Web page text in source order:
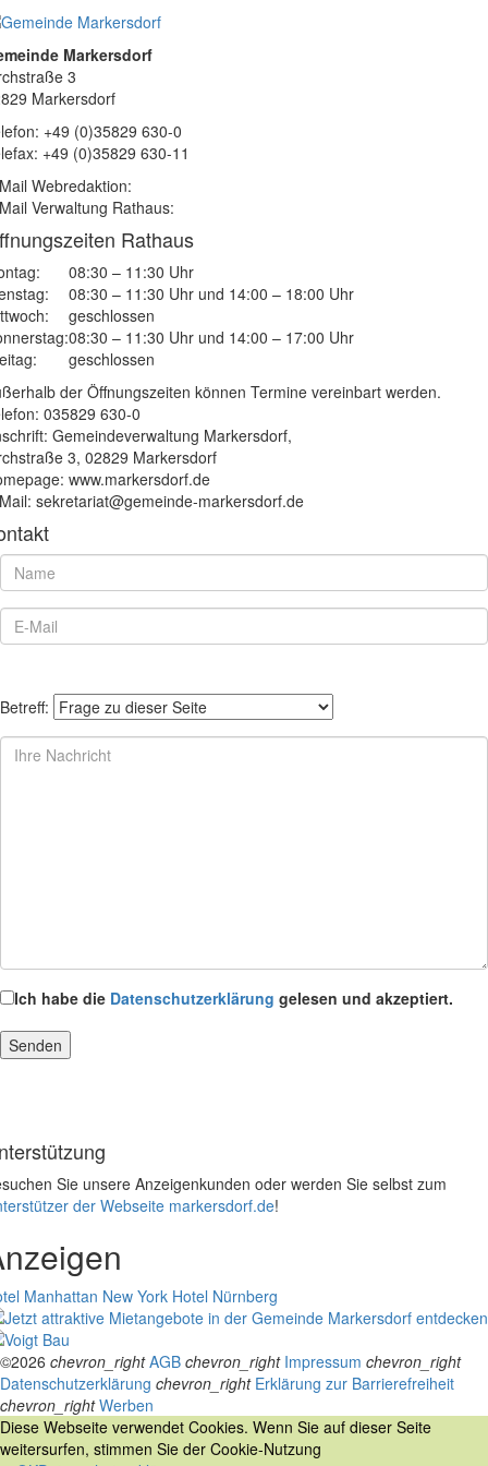
Markersdorf
3
Markersdorf
+49 (0)35829 630-0
+49 (0)35829 630-11
Webredaktion:
Verwaltung Rathaus:
Rathaus
08:30 – 11:30 Uhr
08:30 – 11:30 Uhr und 14:00 – 18:00 Uhr
geschlossen
08:30 – 11:30 Uhr und 14:00 – 17:00 Uhr
geschlossen
der Öffnungszeiten können Termine vereinbart werden.
035829 630-0
Gemeindeverwaltung Markersdorf,
3, 02829 Markersdorf
www.markersdorf.de
sekretariat@gemeinde-markersdorf.de
Betreff:
Ich habe die Datenschutzerklärung gelesen und akzeptiert.
Sie unsere Anzeigenkunden oder werden Sie selbst zum
der Webseite markersdorf.de!
Manhattan New York Hotel Nürnberg
©2026 chevron_right AGB chevron_right Impressum chevron_right
Datenschutzerklärung chevron_right Erklärung zur Barrierefreiheit
chevron_right Werben
Diese Webseite verwendet Cookies. Wenn Sie auf dieser Seite
weitersurfen, stimmen Sie der Cookie-Nutzung